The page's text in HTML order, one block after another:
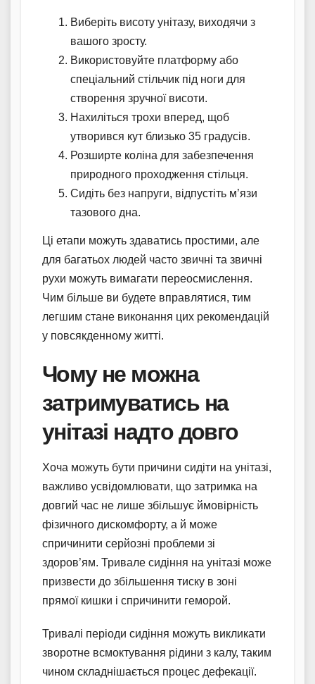
Виберіть висоту унітазу, виходячи з
вашого зросту.
Використовуйте платформу або
спеціальний стільчик під ноги для
створення зручної висоти.
Нахиліться трохи вперед, щоб
утворився кут близько 35 градусів.
Розширте коліна для забезпечення
природного проходження стільця.
Сидіть без напруги, відпустіть м’язи
тазового дна.
Ці етапи можуть здаватись простими, але
для багатьох людей часто звичні та звичні
рухи можуть вимагати переосмислення.
Чим більше ви будете вправлятися, тим
легшим стане виконання цих рекомендацій
у повсякденному житті.
Чому не можна
затримуватись на
унітазі надто довго
Хоча можуть бути причини сидіти на унітазі,
важливо усвідомлювати, що затримка на
довгий час не лише збільшує ймовірність
фізичного дискомфорту, а й може
спричинити серйозні проблеми зі
здоров’ям. Тривале сидіння на унітазі може
призвести до збільшення тиску в зоні
прямої кишки і спричинити геморой.
Тривалі періоди сидіння можуть викликати
зворотне всмоктування рідини з калу, таким
чином складнішається процес дефекації.